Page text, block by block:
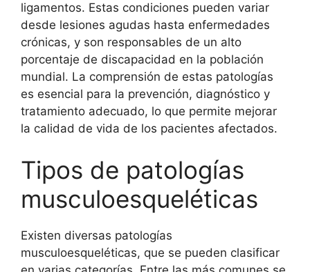
ligamentos. Estas condiciones pueden variar
desde lesiones agudas hasta enfermedades
crónicas, y son responsables de un alto
porcentaje de discapacidad en la población
mundial. La comprensión de estas patologías
es esencial para la prevención, diagnóstico y
tratamiento adecuado, lo que permite mejorar
la calidad de vida de los pacientes afectados.
Tipos de patologías
musculoesqueléticas
Existen diversas patologías
musculoesqueléticas, que se pueden clasificar